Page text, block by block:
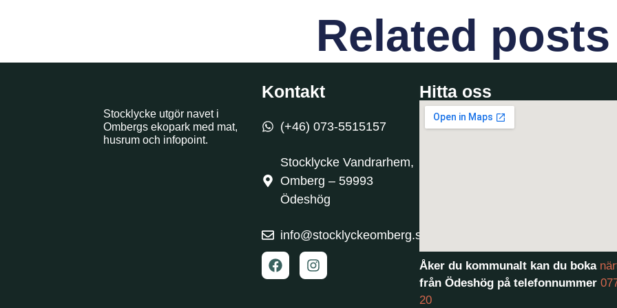
Related posts
Stocklycke utgör navet i
Ombergs ekopark med mat,
husrum och infopoint.
Kontakt
(+46) 073-5515157
Stocklycke Vandrarhem,
Omberg – 59993
Ödeshög
info@stocklyckeomberg.se
Hitta oss
Åker du kommunalt kan du boka
från Ödeshög på telefonnummer
20